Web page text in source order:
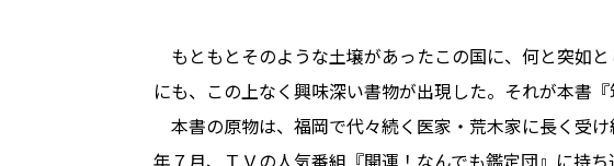
もともとそのような土壌があったこの国に、何と突如
にも、この上なく興味深い書物が出現した。それが本書『
本書の原物は、福岡で代々続く医家・荒木家に長く受
年７月、ＴＶの人気番組『開運！なんでも鑑定団』に持